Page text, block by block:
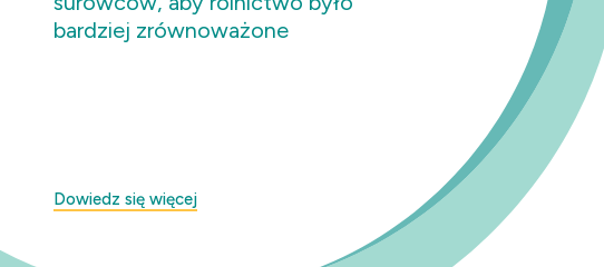
bardziej zrównoważone
Dowiedz się więcej